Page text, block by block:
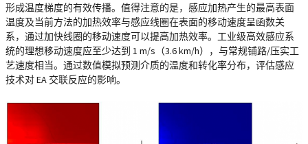
形成温度梯度的有效传播。值得注意的是，感应加热产生的最高表面
温度及当前方法的加热效率与感应线圈在表面的移动速度呈函数关
系，通过加快线圈的移动速度可以提高加热效率。工业级高效感应系
统的理想移动速度应至少达到 1 m/s（3.6 km/h），与常规铺路/压实工
艺速度相当。通过数值模拟预测介质的温度和转化率分布，评估感应
技术对 EA 交联反应的影响。